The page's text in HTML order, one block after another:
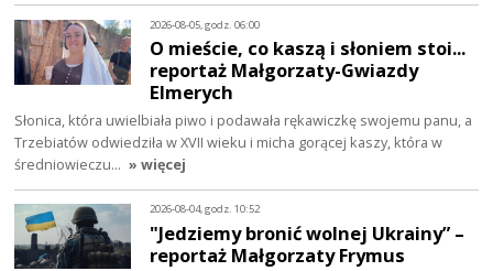
2026-08-05, godz. 06:00
O mieście, co kaszą i słoniem stoi...
reportaż Małgorzaty-Gwiazdy
Elmerych
Słonica, która uwielbiała piwo i podawała rękawiczkę swojemu panu, a
Trzebiatów odwiedziła w XVII wieku i micha gorącej kaszy, która w
średniowieczu… » więcej
2026-08-04, godz. 10:52
"Jedziemy bronić wolnej Ukrainy” –
reportaż Małgorzaty Frymus